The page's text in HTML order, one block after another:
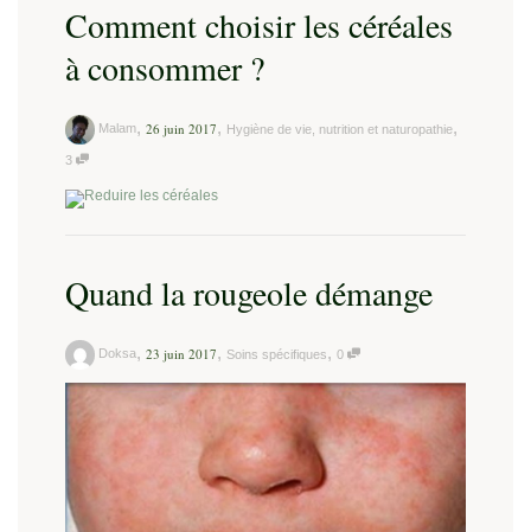
Comment choisir les céréales
à consommer ?
Malam, 26 juin 2017, Hygiène de vie, nutrition et naturopathie,
3
Quand la rougeole démange
Doksa, 23 juin 2017, Soins spécifiques, 0